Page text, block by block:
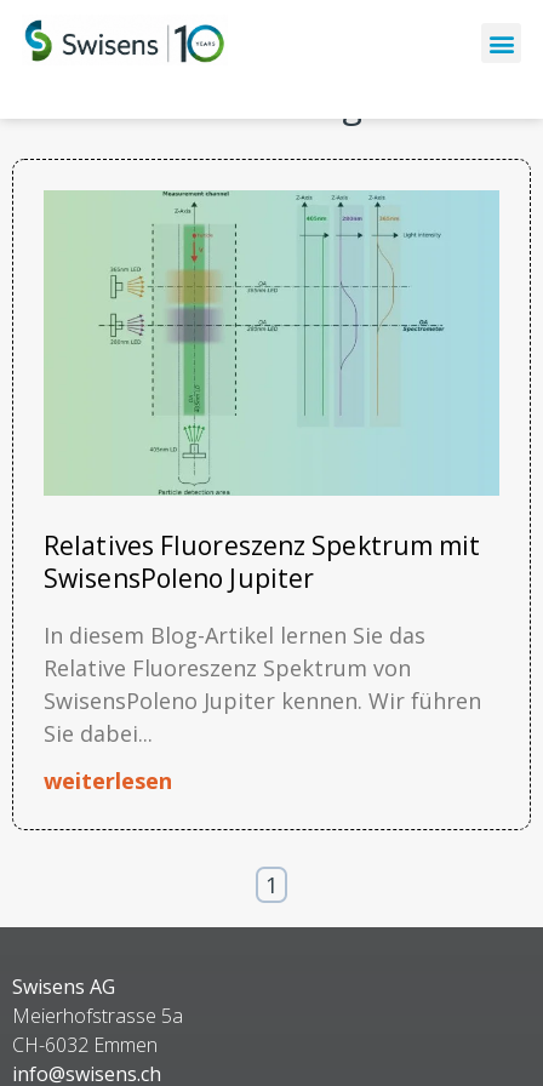
Relatives Fluoreszenz Spektrum mit
SwisensPoleno Jupiter
In diesem Blog-Artikel lernen Sie das
Relative Fluoreszenz Spektrum von
SwisensPoleno Jupiter kennen. Wir führen
Sie dabei...
weiterlesen
1
Swisens AG
Meierhofstrasse 5a
CH-6032 Emmen
info@swisens.ch